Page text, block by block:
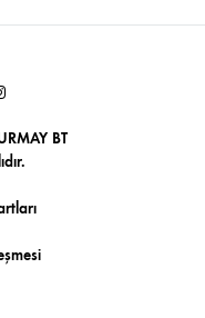
BT
Instagram